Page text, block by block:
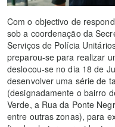
Com o objectivo de
sob a coordenação da
Serviços de Polícia
preparou-se para realizar
deslocou-se no dia 18 de
desenvolver uma série de
(designadamente o bairro
Verde, a Rua da Ponte
entre outras zonas), para